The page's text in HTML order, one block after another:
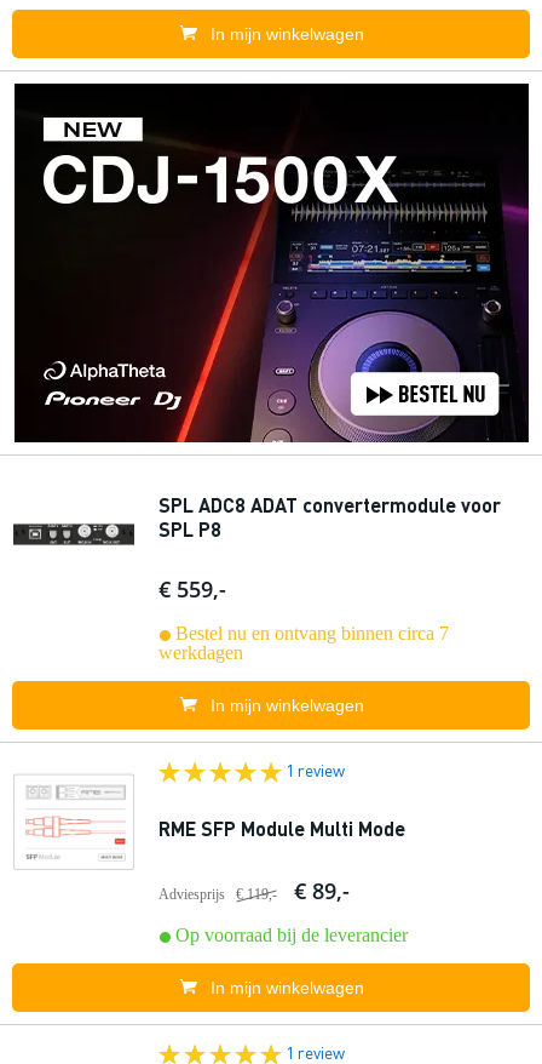
In mijn winkelwagen
SPL ADC8 ADAT convertermodule voor
SPL P8
€ 559,-
Bestel nu en ontvang binnen circa 7
werkdagen
In mijn winkelwagen
1 review
RME SFP Module Multi Mode
Adviesprijs € 119,- € 89,-
Op voorraad bij de leverancier
In mijn winkelwagen
1 review